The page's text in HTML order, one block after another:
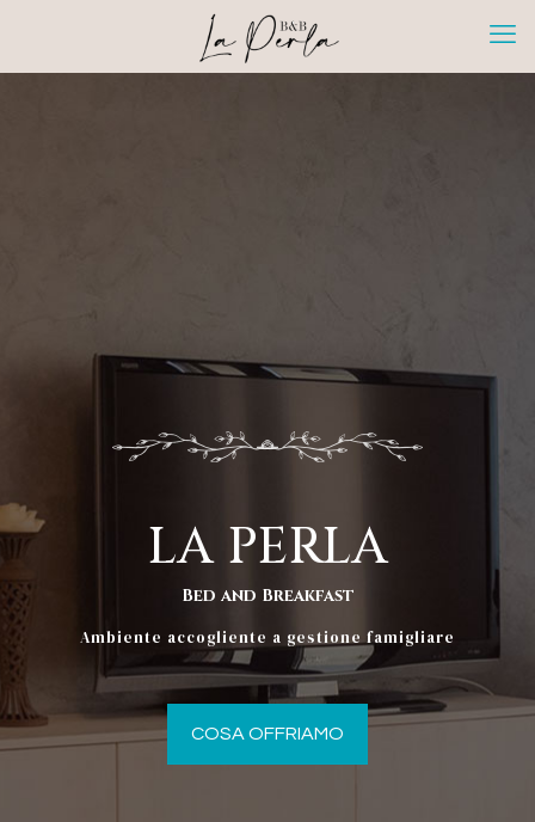
LA PERLA
Bed and Breakfast
Ambiente accogliente a gestione famigliare
COSA OFFRIAMO